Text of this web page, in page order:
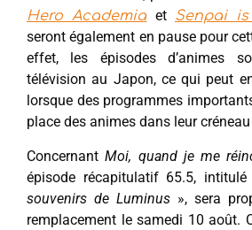
Hero Academia et Senpai
seront également en pause pour
effet, les épisodes d’animes
télévision au Japon, ce qui peut
lorsque des programmes
place des animes dans leur
ConcernantMoi, quand je me
épisode récapitulatif 65.5, intitulé
souvenirs de Luminus », sera
remplacement le samedi 10 août.